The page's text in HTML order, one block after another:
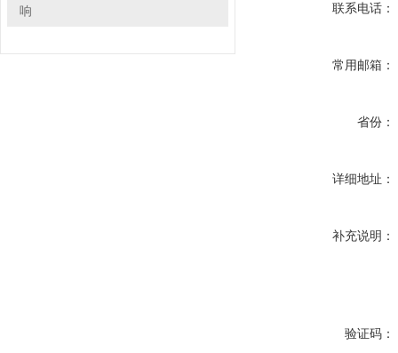
响
联系电话：
常用邮箱：
省份：
详细地址：
补充说明：
验证码：